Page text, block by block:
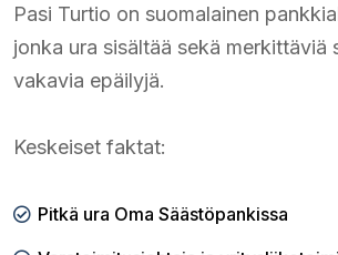
Pasi Turtio on suomalainen
jonka ura sisältää sekä merkittäviä
vakavia epäilyjä.
Keskeiset faktat:
Pitkä ura Oma Säästöpankissa